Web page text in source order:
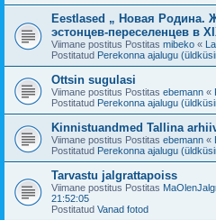
Eestlased „ Новая Родина.
эстонцев-переселенцев в
Viimane postitus Postitas mibeko «
Postitatud Perekonna ajalugu
Ottsin sugulasi
Viimane postitus Postitas ebemann «
Postitatud Perekonna ajalugu
Kinnistuandmed Tallina
Viimane postitus Postitas ebemann «
Postitatud Perekonna ajalugu
Tarvastu jalgrattapoiss
Viimane postitus Postitas
21:52:05
Postitatud Vanad fotod